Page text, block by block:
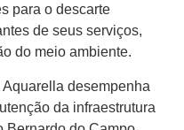
para o descarte
de seus serviços,
do meio ambiente.
desempenha
da infraestrutura